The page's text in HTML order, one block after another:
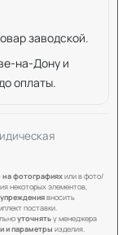
заводской.
на-Дону и
оплаты.
на фотографияхили в фото/
некоторых элементов,
вносить
поставки.
уточнятьу менеджера
и параметры изделия.